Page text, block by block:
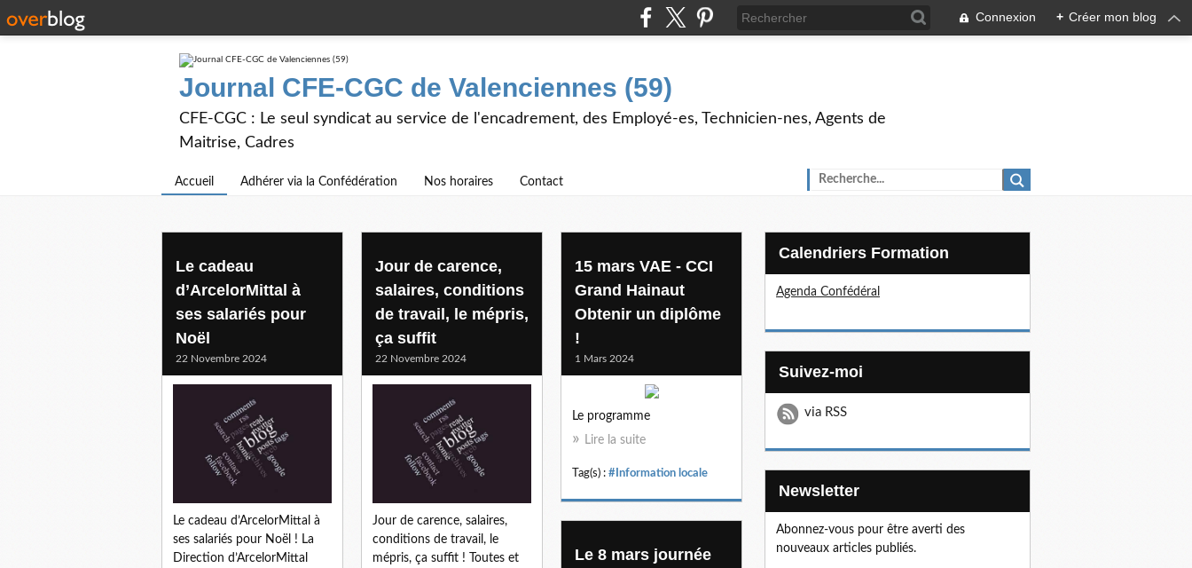
Connexion + Créer mon blog
Journal CFE-CGC de Valenciennes (59)
CFE-CGC : Le seul syndicat au service de l'encadrement, des Employé-es, Technicien-nes, Agents de
Maitrise, Cadres
Accueil Adhérer via la Confédération Nos horaires Contact
Le cadeau
d’ArcelorMittal à
ses salariés pour
Noël
22 Novembre 2024
Le cadeau d’ArcelorMittal à
ses salariés pour Noël ! La
Direction d’ArcelorMittal
Jour de carence,
salaires, conditions
de travail, le mépris,
ça suffit
22 Novembre 2024
Jour de carence, salaires,
conditions de travail, le
mépris, ça suffit ! Toutes et
15 mars VAE - CCI
Grand Hainaut
Obtenir un diplôme
!
1 Mars 2024
Le programme
Lire la suite
Tag(s) : #Information locale
Le 8 mars journée
Calendriers Formation
Agenda Confédéral
Suivez-moi
via RSS
Newsletter
Abonnez-vous pour être averti des
nouveaux articles publiés.